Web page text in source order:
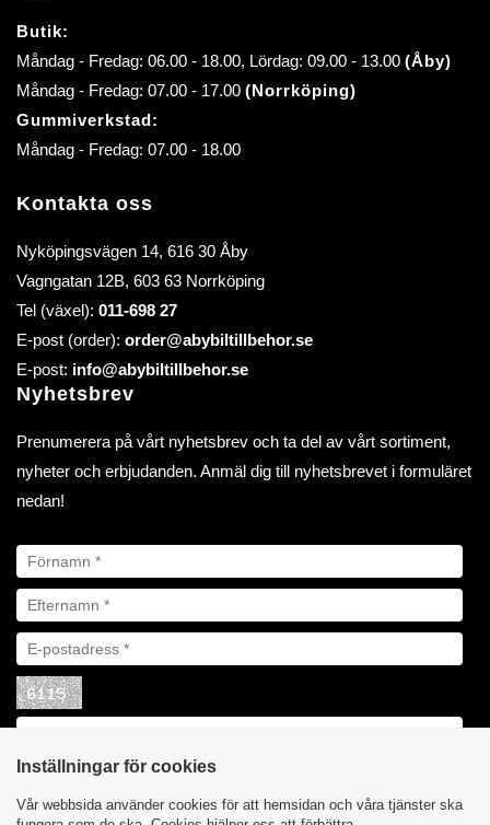
Butik:
Måndag - Fredag: 06.00 - 18.00, Lördag: 09.00 - 13.00 (Åby)
Måndag - Fredag: 07.00 - 17.00 (Norrköping)
Gummiverkstad:
Måndag - Fredag: 07.00 - 18.00
Kontakta oss
Nyköpingsvägen 14, 616 30 Åby
Vagngatan 12B, 603 63 Norrköping
Tel (växel): 011-698 27
E-post (order): order@abybiltillbehor.se
E-post: info@abybiltillbehor.se
Nyhetsbrev
Prenumerera på vårt nyhetsbrev och ta del av vårt sortiment,
nyheter och erbjudanden. Anmäl dig till nyhetsbrevet i formuläret
nedan!
Inställningar för cookies
Vår webbsida använder cookies för att hemsidan och våra tjänster ska